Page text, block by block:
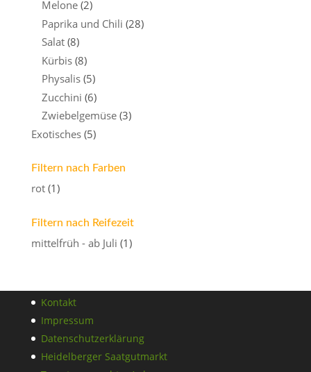
Melone (2)
Paprika und Chili (28)
Salat (8)
Kürbis (8)
Physalis (5)
Zucchini (6)
Zwiebelgemüse (3)
Exotisches (5)
Filtern nach Farben
rot (1)
Filtern nach Reifezeit
mittelfrüh - ab Juli (1)
Kontakt
Impressum
Datenschutzerklärung
Heidelberger Saatgutmarkt